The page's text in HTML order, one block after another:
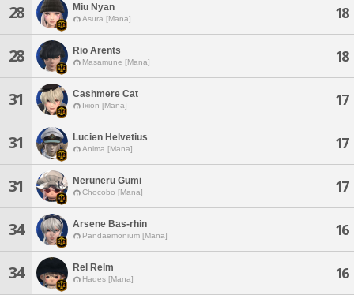
28 Miu Nyan
Asura [Mana] 18
28 Rio Arents
Masamune [Mana] 18
31 Cashmere Cat
Ixion [Mana] 17
31 Lucien Helvetius
Anima [Mana] 17
31 Neruneru Gumi
Chocobo [Mana] 17
34 Arsene Bas-rhin
Pandaemonium [Mana] 16
34 Rel Relm
Hades [Mana] 16